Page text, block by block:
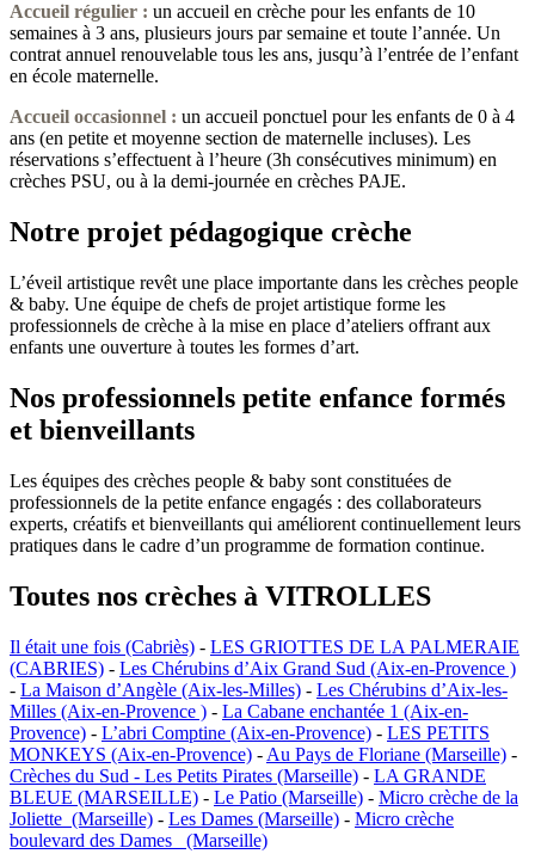
Accueil régulier : un accueil en crèche pour les enfants de 10
semaines à 3 ans, plusieurs jours par semaine et toute l’année. Un
contrat annuel renouvelable tous les ans, jusqu’à l’entrée de l’enfant
en école maternelle.
Accueil occasionnel : un accueil ponctuel pour les enfants de 0 à 4
ans (en petite et moyenne section de maternelle incluses). Les
réservations s’effectuent à l’heure (3h consécutives minimum) en
crèches PSU, ou à la demi-journée en crèches PAJE.
Notre projet pédagogique crèche
L’éveil artistique revêt une place importante dans les crèches people
& baby. Une équipe de chefs de projet artistique forme les
professionnels de crèche à la mise en place d’ateliers offrant aux
enfants une ouverture à toutes les formes d’art.
Nos professionnels petite enfance formés
et bienveillants
Les équipes des crèches people & baby sont constituées de
professionnels de la petite enfance engagés : des collaborateurs
experts, créatifs et bienveillants qui améliorent continuellement leurs
pratiques dans le cadre d’un programme de formation continue.
Toutes nos crèches à VITROLLES
Il était une fois (Cabriès) - LES GRIOTTES DE LA PALMERAIE
(CABRIES) - Les Chérubins d’Aix Grand Sud (Aix-en-Provence )
- La Maison d’Angèle (Aix-les-Milles) - Les Chérubins d’Aix-les-
Milles (Aix-en-Provence ) - La Cabane enchantée 1 (Aix-en-
Provence) - L’abri Comptine (Aix-en-Provence) - LES PETITS
MONKEYS (Aix-en-Provence) - Au Pays de Floriane (Marseille) -
Crèches du Sud - Les Petits Pirates (Marseille) - LA GRANDE
BLEUE (MARSEILLE) - Le Patio (Marseille) - Micro crèche de la
Joliette (Marseille) - Les Dames (Marseille) - Micro crèche
boulevard des Dames (Marseille)